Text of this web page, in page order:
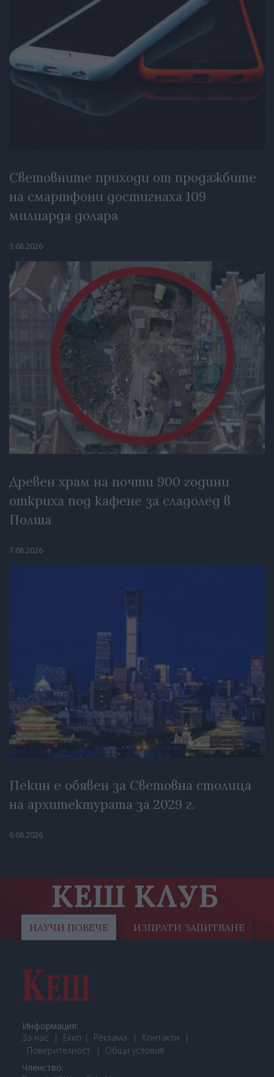
Световните приходи от продажбите
на смартфони достигнаха 109
милиарда долара
3.08.2026
Древен храм на почти 900 години
откриха под кафене за сладолед в
Полша
7.08.2026
Пекин е обявен за Световна столица
на архитектурата за 2029 г.
6.08.2026
КЕШ КЛУБ
НАУЧИ ПОВЕЧЕ ИЗПРАТИ ЗАПИТВАНЕ
Информация:
За нас
Екип Реклама
Контакти
Поверителност
Общи условия
Членство: